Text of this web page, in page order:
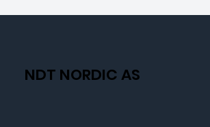
NDT NORDIC AS